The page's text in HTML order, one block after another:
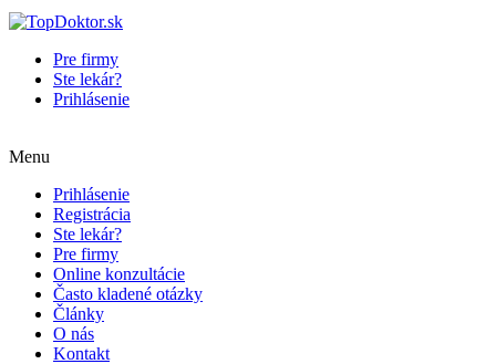
Pre firmy
Ste lekár?
Prihlásenie
Menu
Prihlásenie
Registrácia
Ste lekár?
Pre firmy
Online konzultácie
Často kladené otázky
Články
O nás
Kontakt